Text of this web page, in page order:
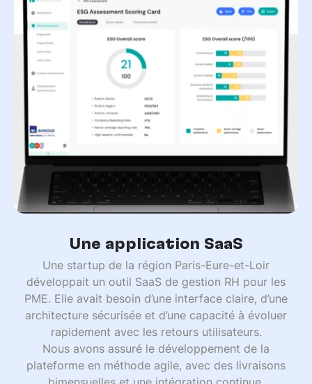
Une application SaaS
Une startup de la région Paris-Eure-et-Loir
développait un outil SaaS de gestion RH pour les
PME. Elle avait besoin d’une interface claire, d’une
architecture sécurisée et d’une capacité à évoluer
rapidement avec les retours utilisateurs.
Nous avons assuré le développement de la
plateforme en méthode agile, avec des livraisons